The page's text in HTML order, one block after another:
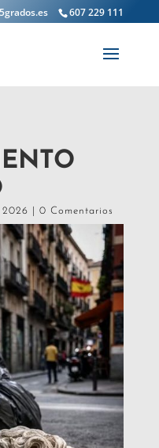
607 229 111
2026 0 Comentarios